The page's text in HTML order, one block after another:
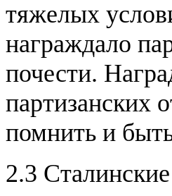
тяжелых
награждало
почести.
партизанских
помнить и
2.3